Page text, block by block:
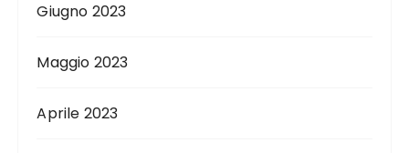
Giugno 2023
Maggio 2023
Aprile 2023